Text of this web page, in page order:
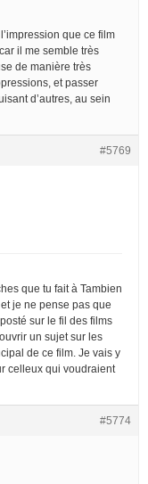
que ce film
il me semble très
de manière très
et passer
d’autres, au sein
#5769
que tu fait à Tambien
je ne pense pas que
sur le fil des films
un sujet sur les
de ce film. Je vais y
celleux qui voudraient
#5774